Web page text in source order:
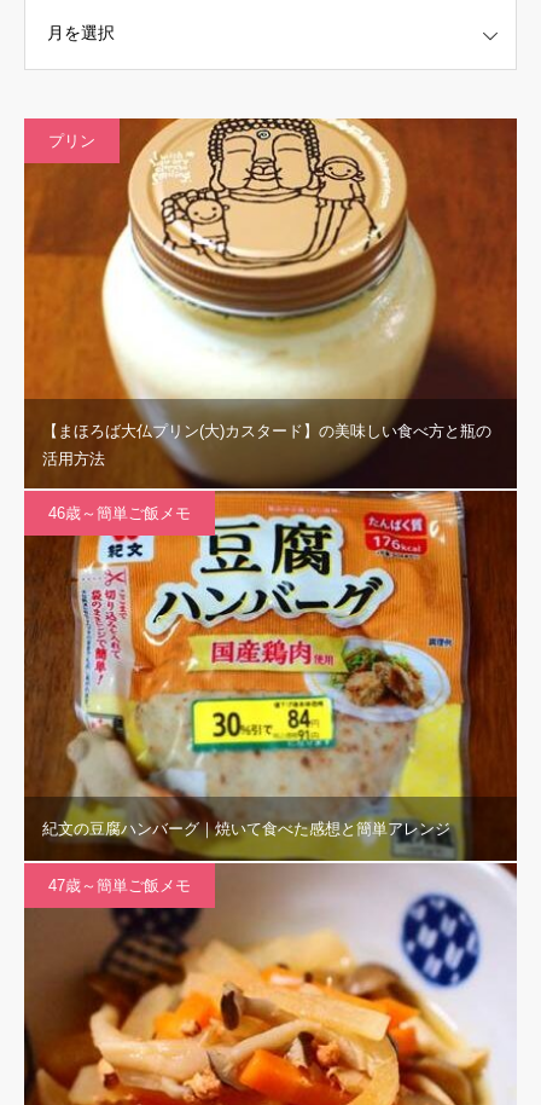
プリン
【まほろば大仏プリン(大)カスタード】の美味しい食べ方と瓶の
活用方法
46歳～簡単ご飯メモ
紀文の豆腐ハンバーグ｜焼いて食べた感想と簡単アレンジ
47歳～簡単ご飯メモ